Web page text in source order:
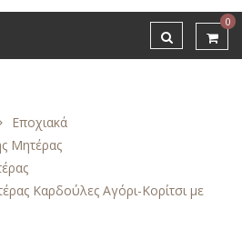
0
Εποχιακά
Μητέρας
Καρδούλες Αγόρι-Κορίτσι με